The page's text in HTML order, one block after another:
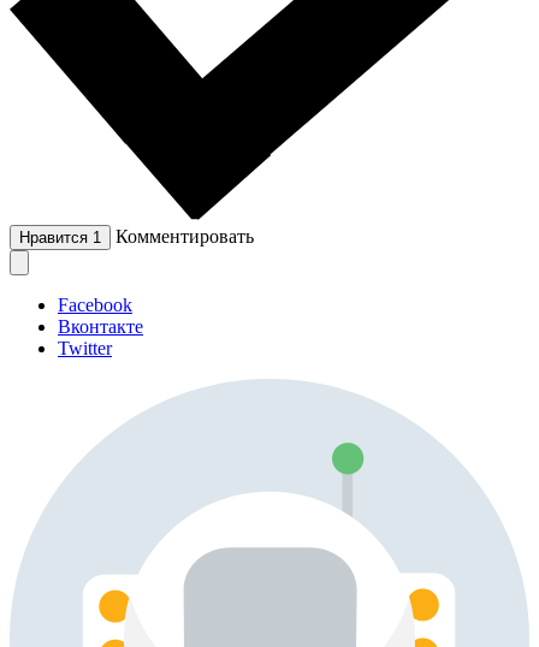
Нравится 1 Комментировать
Facebook
Вконтакте
Twitter